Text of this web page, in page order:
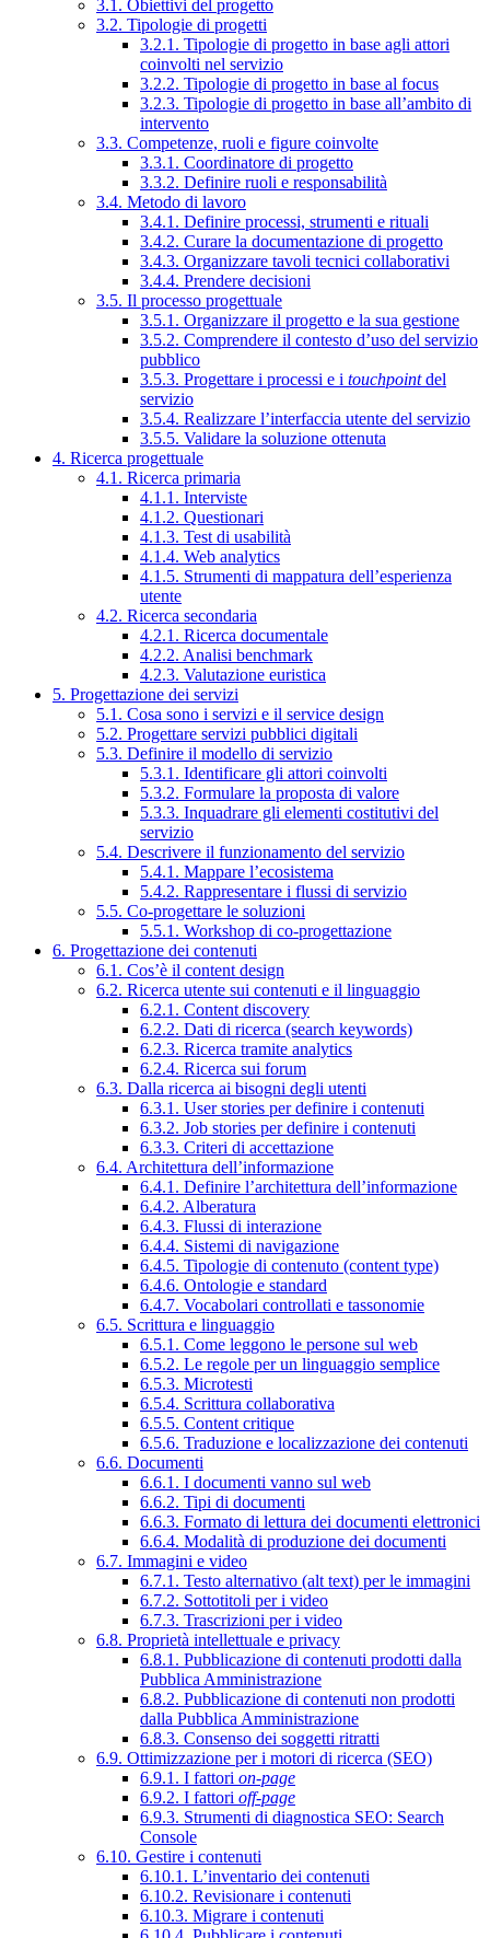
3.1. Obiettivi del progetto
3.2. Tipologie di progetti
3.2.1. Tipologie di progetto in base agli attori
coinvolti nel servizio
3.2.2. Tipologie di progetto in base al focus
3.2.3. Tipologie di progetto in base all’ambito di
intervento
3.3. Competenze, ruoli e figure coinvolte
3.3.1. Coordinatore di progetto
3.3.2. Definire ruoli e responsabilità
3.4. Metodo di lavoro
3.4.1. Definire processi, strumenti e rituali
3.4.2. Curare la documentazione di progetto
3.4.3. Organizzare tavoli tecnici collaborativi
3.4.4. Prendere decisioni
3.5. Il processo progettuale
3.5.1. Organizzare il progetto e la sua gestione
3.5.2. Comprendere il contesto d’uso del servizio
pubblico
3.5.3. Progettare i processi e i touchpointdel
servizio
3.5.4. Realizzare l’interfaccia utente del servizio
3.5.5. Validare la soluzione ottenuta
4. Ricerca progettuale
4.1. Ricerca primaria
4.1.1. Interviste
4.1.2. Questionari
4.1.3. Test di usabilità
4.1.4. Web analytics
4.1.5. Strumenti di mappatura dell’esperienza
utente
4.2. Ricerca secondaria
4.2.1. Ricerca documentale
4.2.2. Analisi benchmark
4.2.3. Valutazione euristica
5. Progettazione dei servizi
5.1. Cosa sono i servizi e il service design
5.2. Progettare servizi pubblici digitali
5.3. Definire il modello di servizio
5.3.1. Identificare gli attori coinvolti
5.3.2. Formulare la proposta di valore
5.3.3. Inquadrare gli elementi costitutivi del
servizio
5.4. Descrivere il funzionamento del servizio
5.4.1. Mappare l’ecosistema
5.4.2. Rappresentare i flussi di servizio
5.5. Co-progettare le soluzioni
5.5.1. Workshop di co-progettazione
6. Progettazione dei contenuti
6.1. Cos’è il content design
6.2. Ricerca utente sui contenuti e il linguaggio
6.2.1. Content discovery
6.2.2. Dati di ricerca (search keywords)
6.2.3. Ricerca tramite analytics
6.2.4. Ricerca sui forum
6.3. Dalla ricerca ai bisogni degli utenti
6.3.1. User stories per definire i contenuti
6.3.2. Job stories per definire i contenuti
6.3.3. Criteri di accettazione
6.4. Architettura dell’informazione
6.4.1. Definire l’architettura dell’informazione
6.4.2. Alberatura
6.4.3. Flussi di interazione
6.4.4. Sistemi di navigazione
6.4.5. Tipologie di contenuto (content type)
6.4.6. Ontologie e standard
6.4.7. Vocabolari controllati e tassonomie
6.5. Scrittura e linguaggio
6.5.1. Come leggono le persone sul web
6.5.2. Le regole per un linguaggio semplice
6.5.3. Microtesti
6.5.4. Scrittura collaborativa
6.5.5. Content critique
6.5.6. Traduzione e localizzazione dei contenuti
6.6. Documenti
6.6.1. I documenti vanno sul web
6.6.2. Tipi di documenti
6.6.3. Formato di lettura dei documenti elettronici
6.6.4. Modalità di produzione dei documenti
6.7. Immagini e video
6.7.1. Testo alternativo (alt text) per le immagini
6.7.2. Sottotitoli per i video
6.7.3. Trascrizioni per i video
6.8. Proprietà intellettuale e privacy
6.8.1. Pubblicazione di contenuti prodotti dalla
Pubblica Amministrazione
6.8.2. Pubblicazione di contenuti non prodotti
dalla Pubblica Amministrazione
6.8.3. Consenso dei soggetti ritratti
6.9. Ottimizzazione per i motori di ricerca (SEO)
6.9.1. I fattori on-page
6.9.2. I fattori off-page
6.9.3. Strumenti di diagnostica SEO: Search
Console
6.10. Gestire i contenuti
6.10.1. L’inventario dei contenuti
6.10.2. Revisionare i contenuti
6.10.3. Migrare i contenuti